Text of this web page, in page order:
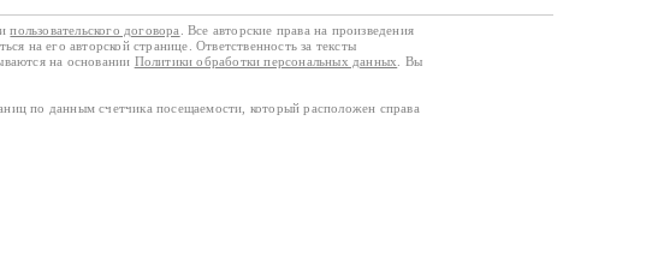
пользовательского договора
. Все авторские права на произведения
на его авторской странице. Ответственность за тексты
на основании Политики обработки персональных данных
. Вы
по данным счетчика посещаемости, который расположен справа